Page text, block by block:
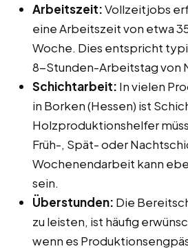
Arbeitszeit:Vollzeitjobs
eine Arbeitszeit von etwa
Woche. Dies entspricht
8-Stunden-Arbeitstag von
Schichtarbeit: In vielen
in Borken (Hessen) ist
Holzproduktionshelfer
Früh-, Spät- oder
Wochenendarbeit kann
sein.
Überstunden: Die
zu leisten, ist häufig
wenn es